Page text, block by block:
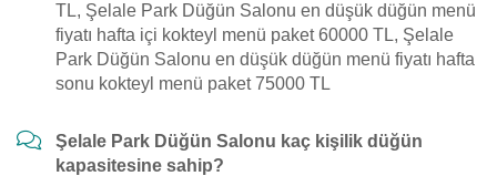
TL, Şelale Park Düğün Salonu en düşük düğün menü
fiyatı hafta içi kokteyl menü paket 60000 TL, Şelale
Park Düğün Salonu en düşük düğün menü fiyatı hafta
sonu kokteyl menü paket 75000 TL
Şelale Park Düğün Salonu kaç kişilik düğün
kapasitesine sahip?